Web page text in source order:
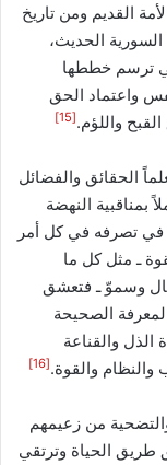
القديم ومن تاريخ
السورية الحديث،
ترسم خططها
واعتماد الحق
واللؤم.[15]
الحقائق والفضائل
بمناقبية النهضة
في تصرفه في كل أمر
ـ مثل كل ما
وسموّ ـ فتعشق
الصحيحة
الذل والقناعة
والنظام والقوة.[16]
من زعيمهم
طريق الحياة وترتقي